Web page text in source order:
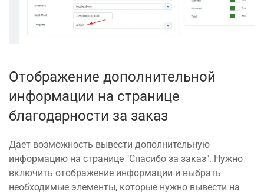
Отображение дополнительной
информации на странице
благодарности за заказ
Дает возможность вывести дополнительную
информацию на странице "Спасибо за заказ". Нужно
включить отображение информации и выбрать
необходимые элементы, которые нужно вывести на